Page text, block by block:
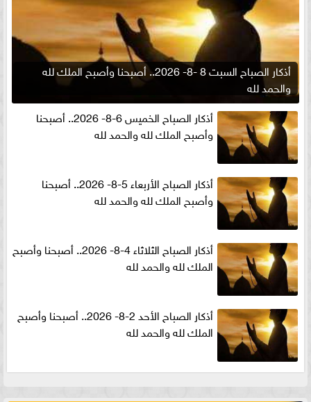
أذكار الصباح السبت 8 -8- 2026.. أصبحنا وأصبح الملك لله
والحمد لله
أذكار الصباح الخميس 6-8- 2026.. أصبحنا
وأصبح الملك لله والحمد لله
أذكار الصباح الأربعاء 5-8- 2026.. أصبحنا
وأصبح الملك لله والحمد لله
أذكار الصباح الثلاثاء 4-8- 2026.. أصبحنا وأصبح
الملك لله والحمد لله
أذكار الصباح الأحد 2-8- 2026.. أصبحنا وأصبح
الملك لله والحمد لله